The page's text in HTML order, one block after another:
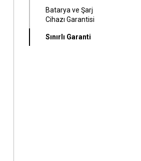
Batarya ve Şarj
Cihazı Garantisi
Sınırlı Garanti